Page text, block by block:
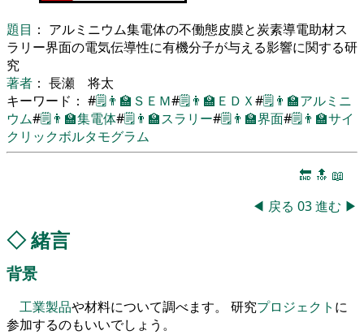
題目 ： アルミニウム集電体の不働態皮膜と炭素導電助材ス
ラリー界面の電気伝導性に有機分子が与える影響に関する研
究
著者 ： 長瀬 将太
キーワード： #🗒️👨‍🏫 ＳＥＭ#🗒️👨‍🏫 ＥＤＸ#🗒️👨‍🏫アルミニ
ウム#🗒️👨‍🏫集電体#🗒️👨‍🏫スラリー#🗒️👨‍🏫界面#🗒️👨‍🏫サイ
クリックボルタモグラム
🔚 🔝 📖
◀ 戻る 03進む ▶
◇緒言
背景
工業製品や材料について調べます。 研究プロジェクト に
参加するのもいいでしょう。